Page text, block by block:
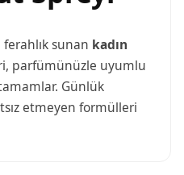
ferahlık sunan kadın
parfümünüzle uyumlu
Günlük
etmeyen formülleri